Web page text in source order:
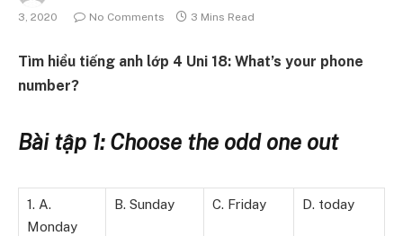
3, 2020
No Comments 3 Mins Read
Tìm hiểu tiếng anh lớp 4 Uni 18: What’s your phone
number?
Bài tập 1: Choose the odd one out
1. A.
Monday
B. Sunday C. Friday D. today